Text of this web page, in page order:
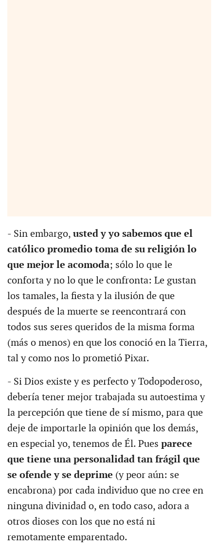
- Sin embargo, usted y yo sabemos que el
católico promedio toma de su religión lo
que mejor le acomoda; sólo lo que le
conforta y no lo que le confronta: Le gustan
los tamales, la fiesta y la ilusión de que
después de la muerte se reencontrará con
todos sus seres queridos de la misma forma
(más o menos) en que los conoció en la Tierra,
tal y como nos lo prometió Pixar.
- Si Dios existe y es perfecto y Todopoderoso,
debería tener mejor trabajada su autoestima y
la percepción que tiene de sí mismo, para que
deje de importarle la opinión que los demás,
en especial yo, tenemos de Él. Pues parece
que tiene una personalidad tan frágil que
se ofende y se deprime (y peor aún: se
encabrona) por cada individuo que no cree en
ninguna divinidad o, en todo caso, adora a
otros dioses con los que no está ni
remotamente emparentado.